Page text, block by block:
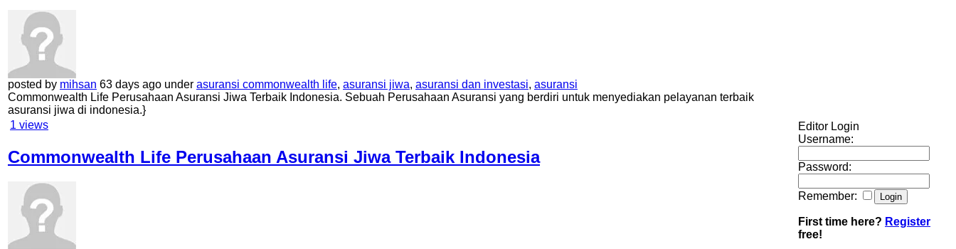
posted by mihsan 63 days ago under asuransi commonwealth life, asuransi jiwa, asuransi dan investasi, asuransi
Commonwealth Life Perusahaan Asuransi Jiwa Terbaik Indonesia. Sebuah Perusahaan Asuransi yang berdiri untuk menyediakan pelayanan terbaik
asuransi jiwa di indonesia.}
1 views
Commonwealth Life Perusahaan Asuransi Jiwa Terbaik Indonesia
Editor Login
Username:
Password:
Remember:
First time here? Register
free!